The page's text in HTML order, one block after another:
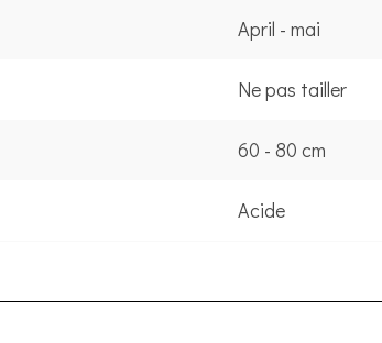
April - mai
Ne pas tailler
60 - 80 cm
Acide